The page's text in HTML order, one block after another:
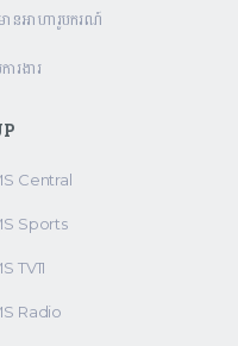
ានអាហារូបករណ៍
ារងារ
Central
Sports
TV11
Radio